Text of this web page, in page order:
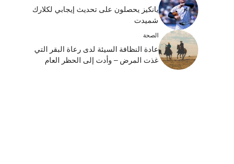
يانكيز يحصلون على تحديث إيجابي لكلارك
شميدت
الصحة
عادة النظافة السيئة لدى رعاة البقر التي
غذت المرض – وأدت إلى الحظر العام